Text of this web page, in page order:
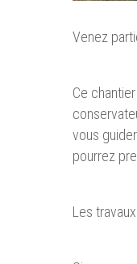
Venez
Ce
vous
pourrez
Les